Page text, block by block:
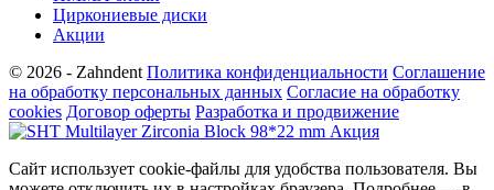
Циркониевые диски
Акции
© 2026 - Zahndent Политика конфиденциальности Соглашение
на обработку персональных данных Согласие на обработку
cookies Договор оферты Разработка и продвижение
Сайт использует cookie-файлы для удобства пользователя. Вы